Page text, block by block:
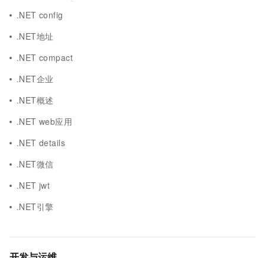
.NET config
.NET地址
.NET compact
.NET企业
.NET概述
.NET web应用
.NET details
.NET微信
.NET jwt
.NET引擎